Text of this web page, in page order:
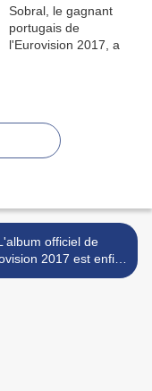
officiel de
2017 est enfin
disponible >